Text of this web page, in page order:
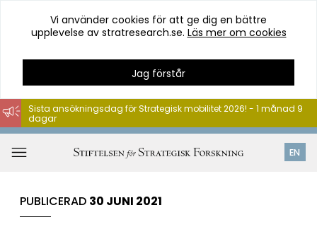
Hoppa
till
innehåll
Vi använder cookies för att ge dig en bättre
upplevelse av stratresearch.se. Läs mer om cookies
Jag förstår
EN
Sista ansökningsdag för Strategisk mobilitet 2026! - 1 månad 9
dagar
PUBLICERAD 30 JUNI 2021